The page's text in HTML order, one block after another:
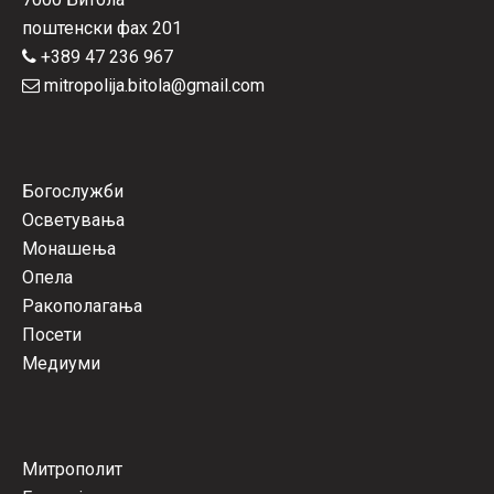
поштенски фах 201
+389 47 236 967
mitropolija.bitola@gmail.com
Богослужби
Осветувања
Монашења
Опела
Ракополагања
Посети
Медиуми
Митрополит